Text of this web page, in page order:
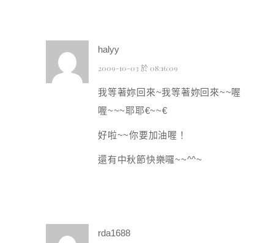
halyy
2009-10-03 於 08:16:09
我等著妳回來~我等著妳回來~~喔
喔~~~耶耶€~~€
好啦~~你要加油喔！
還有中秋節快樂囉~~^^~
rda1688